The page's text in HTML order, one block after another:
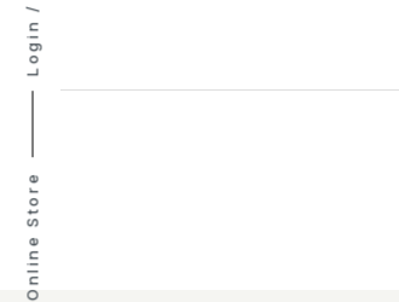
Online Store
Login
/